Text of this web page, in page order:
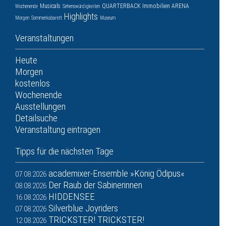
Wochenende Musicals Sehenswürdigkeiten QUARTERBACK Immobilien ARENA
Morgen Sommerkabarett Highlights Museum
Veranstaltungen
Heute
Morgen
kostenlos
Wochenende
Ausstellungen
Detailsuche
Veranstaltung eintragen
Tipps für die nächsten Tage
07.08.2026 academixer-Ensemble »König Ödipus«
08.08.2026 Der Raub der Sabinerinnen
16.08.2026 HIDDENSEE
07.08.2026 Silverblue Joyriders
12.08.2026 TRICKSTER! TRICKSTER!